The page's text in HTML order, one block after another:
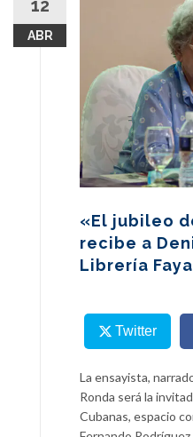
content
12
ABR
«El jubileo
recibe a
Librería
Twitter
La ensayista,
Ronda será la
Cubanas, espacio